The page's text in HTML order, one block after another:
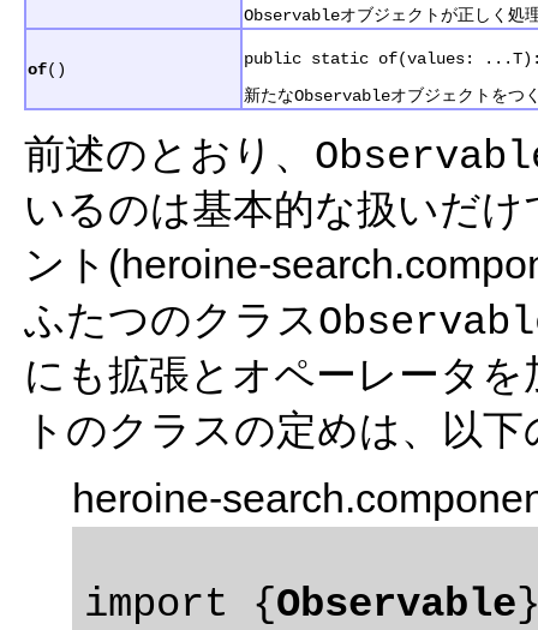
Observableオブジェクトが正しく処
of()
public static of(values: ...T):
新たなObservableオブジェクトをつ
前述のとおり、
いるのは基本的な扱いだ
ント(heroine-
ふたつのクラス
にも拡張とオペーレータ
トのクラスの定めは、以
heroine-
import {Observable